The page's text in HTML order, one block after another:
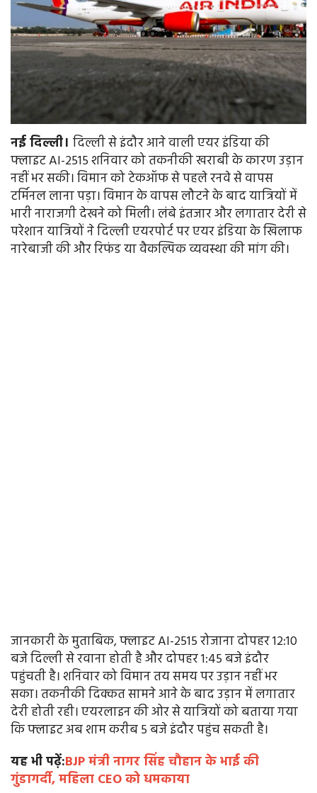
नई दिल्ली। दिल्ली से इंदौर आने वाली एयर इंडिया की
फ्लाइट AI-2515 शनिवार को तकनीकी खराबी के कारण उड़ान
नहीं भर सकी। विमान को टेकऑफ से पहले रनवे से वापस
टर्मिनल लाना पड़ा। विमान के वापस लौटने के बाद यात्रियों में
भारी नाराजगी देखने को मिली। लंबे इंतजार और लगातार देरी से
परेशान यात्रियों ने दिल्ली एयरपोर्ट पर एयर इंडिया के खिलाफ
नारेबाजी की और रिफंड या वैकल्पिक व्यवस्था की मांग की।
जानकारी के मुताबिक, फ्लाइट AI-2515 रोजाना दोपहर 12:10
बजे दिल्ली से रवाना होती है और दोपहर 1:45 बजे इंदौर
पहुंचती है। शनिवार को विमान तय समय पर उड़ान नहीं भर
सका। तकनीकी दिक्कत सामने आने के बाद उड़ान में लगातार
देरी होती रही। एयरलाइन की ओर से यात्रियों को बताया गया
कि फ्लाइट अब शाम करीब 5 बजे इंदौर पहुंच सकती है।
यह भी पढ़ें:BJP मंत्री नागर सिंह चौहान के भाई की
गुंडागर्दी, महिला CEO को धमकाया